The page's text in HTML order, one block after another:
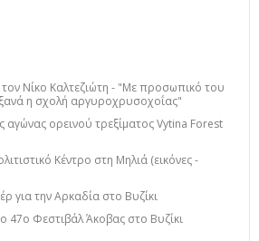
τον Νίκο Καλτεζιώτη - "Με προσωπικό του
η σχολή αργυροχρυσοχοΐας"
ορεινού τρεξίματος Vytina Forest
Κέντρο στη Μηλιά (εικόνες -
για την Αρκαδία στο Βυζίκι
47ο Φεστιβάλ Άκοβας στο Βυζίκι